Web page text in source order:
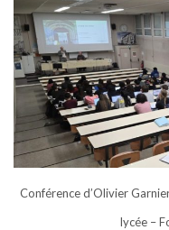
Conférence d’Olivier
lycée –